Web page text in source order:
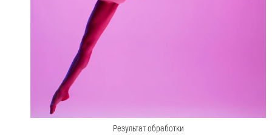
Результат обработки